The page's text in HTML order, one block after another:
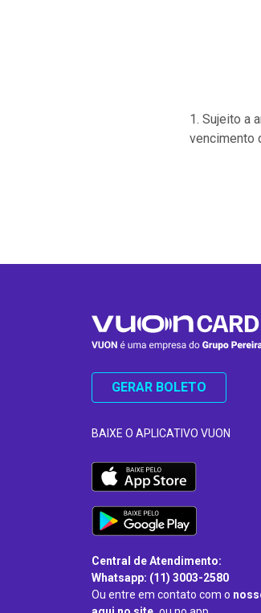
1. Sujeito a
vencimento
GERAR BOLETO
BAIXE O APLICATIVO VUON
Central de Atendimento:
Whatsapp: (11) 3003-2580
Ou entre em contato com o